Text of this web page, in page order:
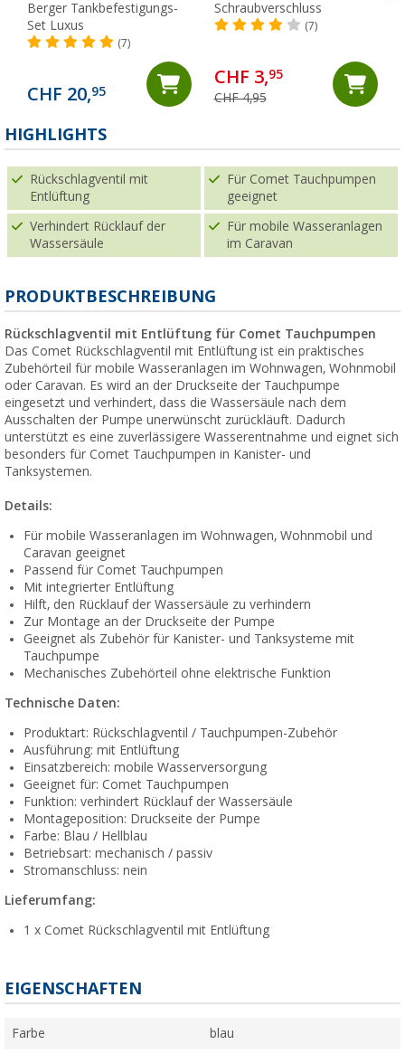
Berger Tankbefestigungs-
Set Luxus
(7)
CHF 20,95
Schraubverschluss
(7)
CHF 3,95
CHF 4,95
HIGHLIGHTS
Rückschlagventil mit
Entlüftung
Für Comet Tauchpumpen
geeignet
Verhindert Rücklauf der
Wassersäule
Für mobile Wasseranlagen
im Caravan
PRODUKTBESCHREIBUNG
Rückschlagventil mit Entlüftung für Comet Tauchpumpen
Das Comet Rückschlagventil mit Entlüftung ist ein praktisches
Zubehörteil für mobile Wasseranlagen im Wohnwagen, Wohnmobil
oder Caravan. Es wird an der Druckseite der Tauchpumpe
eingesetzt und verhindert, dass die Wassersäule nach dem
Ausschalten der Pumpe unerwünscht zurückläuft. Dadurch
unterstützt es eine zuverlässigere Wasserentnahme und eignet sich
besonders für Comet Tauchpumpen in Kanister- und
Tanksystemen.
Details:
Für mobile Wasseranlagen im Wohnwagen, Wohnmobil und
Caravan geeignet
Passend für Comet Tauchpumpen
Mit integrierter Entlüftung
Hilft, den Rücklauf der Wassersäule zu verhindern
Zur Montage an der Druckseite der Pumpe
Geeignet als Zubehör für Kanister- und Tanksysteme mit
Tauchpumpe
Mechanisches Zubehörteil ohne elektrische Funktion
Technische Daten:
Produktart: Rückschlagventil / Tauchpumpen-Zubehör
Ausführung: mit Entlüftung
Einsatzbereich: mobile Wasserversorgung
Geeignet für: Comet Tauchpumpen
Funktion: verhindert Rücklauf der Wassersäule
Montageposition: Druckseite der Pumpe
Farbe: Blau / Hellblau
Betriebsart: mechanisch / passiv
Stromanschluss: nein
Lieferumfang:
1 x Comet Rückschlagventil mit Entlüftung
EIGENSCHAFTEN
Farbe blau